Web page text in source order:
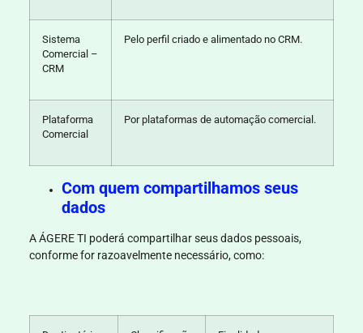
Sistema
Comercial –
CRM
Pelo perfil criado e alimentado no CRM.
Plataforma
Comercial
Por plataformas de automação comercial.
Com quem compartilhamos seus
dados
AÁGERE TI poderá compartilhar seus dados pessoais,
conforme for razoavelmente necessário, como: